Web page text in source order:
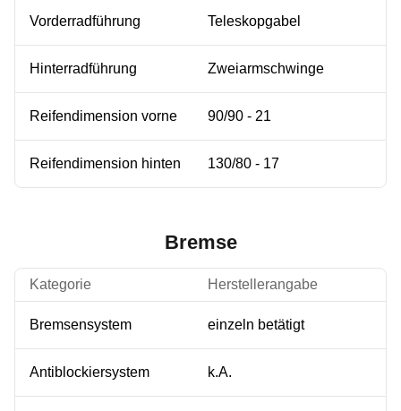
Vorderradführung Teleskopgabel
Hinterradführung Zweiarmschwinge
Reifendimension vorne 90/90 - 21
Reifendimension hinten 130/80 - 17
Bremse
Kategorie Herstellerangabe
Bremsensystem einzeln betätigt
Antiblockiersystem k.A.